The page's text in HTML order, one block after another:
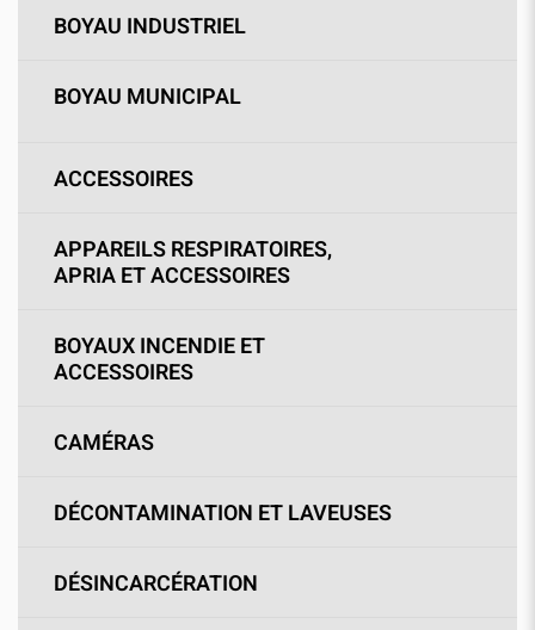
BOYAU INDUSTRIEL
BOYAU MUNICIPAL
ACCESSOIRES
APPAREILS RESPIRATOIRES,
APRIA ET ACCESSOIRES
BOYAUX INCENDIE ET
ACCESSOIRES
CAMÉRAS
DÉCONTAMINATION ET LAVEUSES
DÉSINCARCÉRATION